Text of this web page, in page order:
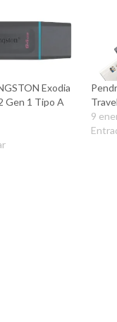
Exodia
Gen 1 Tipo A
9